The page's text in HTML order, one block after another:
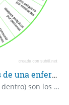
Causas fisicas, psiquicas y ambientales de una enfermedad
Las opciones del primer circulo (de afuera a dentro) son los problemas fisicos, Los siguientes son los problemas psiquicos y el ultimo son los sistemas del cuerpo (ejemplo sistema nervioso, linfatico, etc) Tabla 1 (Grafico 2)